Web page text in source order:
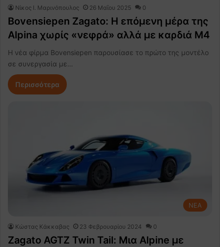
Nίκος Ι. Mαρινόπουλος 26 Μαΐου 2025 0
Bovensiepen Zagato: Η επόμενη μέρα της
Alpina χωρίς «νεφρά» αλλά με καρδιά M4
Η νέα φίρμα Bovensiepen παρουσίασε το πρώτο της μοντέλο
σε συνεργασία με…
Περισσότερα
NEA
Κώστας Κάκκαβας 23 Φεβρουαρίου 2024 0
Zagato AGTZ Twin Tail: Μια Alpine με